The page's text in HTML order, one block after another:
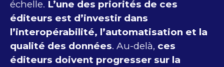
échelle. L’une des priorités de ces
éditeurs est d’investir dans
l’interopérabilité, l’automatisation et la
qualité des données. Au-delà, ces
éditeurs doivent progresser sur la